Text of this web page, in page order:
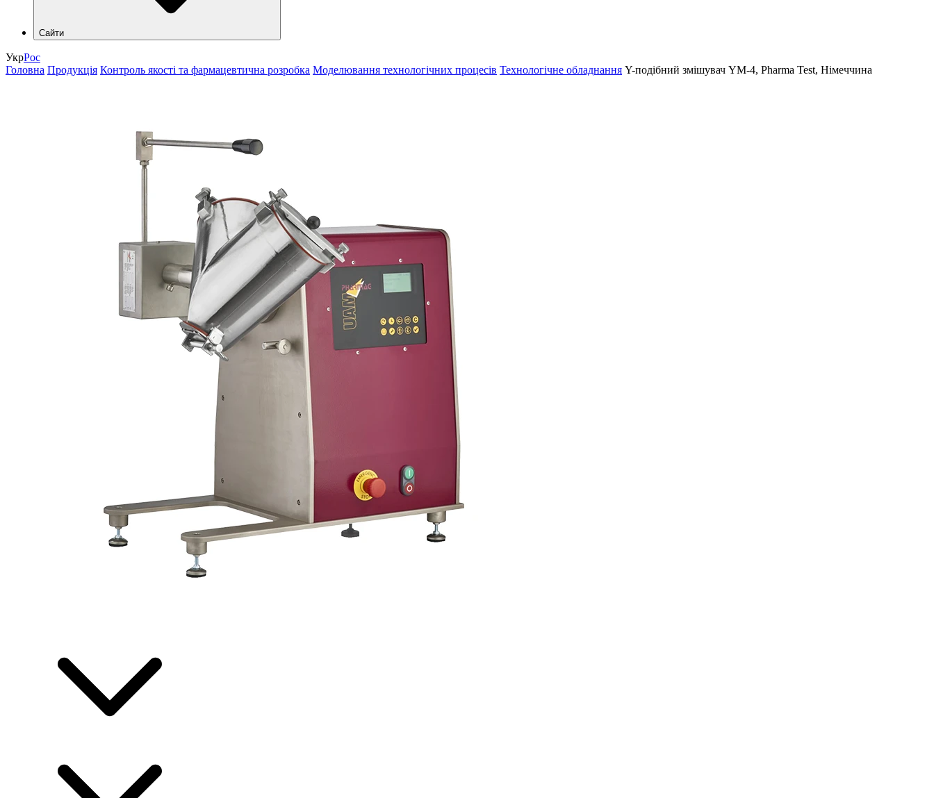
Сайти
shop.hlr.ua
УкрРос
Головна Продукція Контроль якості та фармацевтична розробка Моделювання технологічних процесів Технологічне обладнання Y-подібний змішувач YM-4, Pharma Test, Німеччина